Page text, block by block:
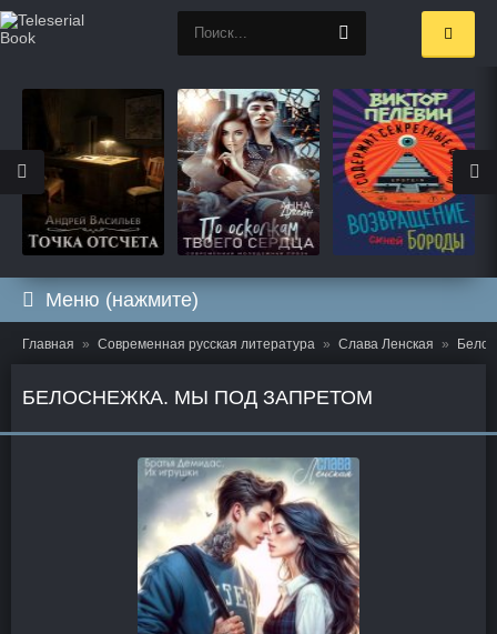
Меню (нажмите)
Главная Современная русская литература Слава Ленская
БЕЛОСНЕЖКА. МЫ ПОД ЗАПРЕТОМ